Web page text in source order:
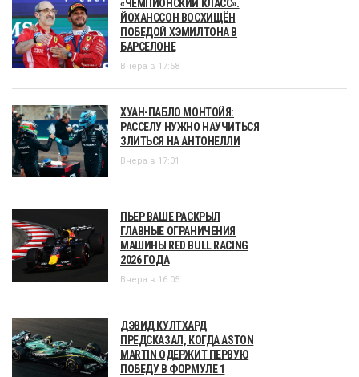
«ЧЕМПИОНСКИЙ КЛАСС».
ЙОХАНССОН ВОСХИЩЁН
ПОБЕДОЙ ХЭМИЛТОНА В
БАРСЕЛОНЕ
Вчера в 17:58
ХУАН-ПАБЛО МОНТОЙЯ:
РАССЕЛУ НУЖНО НАУЧИТЬСЯ
ЗЛИТЬСЯ НА АНТОНЕЛЛИ
Вчера в 17:01
ПЬЕР ВАШЕ РАСКРЫЛ
ГЛАВНЫЕ ОГРАНИЧЕНИЯ
МАШИНЫ RED BULL RACING
2026 ГОДА
Вчера в 16:05
ДЭВИД КУЛТХАРД
ПРЕДСКАЗАЛ, КОГДА ASTON
MARTIN ОДЕРЖИТ ПЕРВУЮ
ПОБЕДУ В ФОРМУЛЕ 1